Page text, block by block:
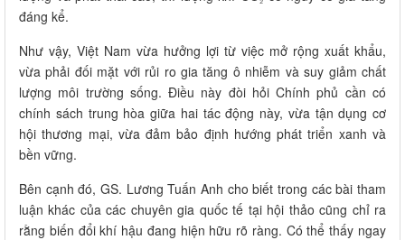
đáng kể.
Như vậy, Việt Nam vừa hưởng lợi từ việc mở rộng xuất khẩu,
vừa phải đối mặt với rủi ro gia tăng ô nhiễm và suy giảm chất
lượng môi trường sống. Điều này đòi hỏi Chính phủ cần có
chính sách trung hòa giữa hai tác động này, vừa tận dụng cơ
hội thương mại, vừa đảm bảo định hướng phát triển xanh và
bền vững.
Bên cạnh đó, GS. Lương Tuấn Anh cho biết trong các bài tham
luận khác của các chuyên gia quốc tế tại hội thảo cũng chỉ ra
rằng biến đổi khí hậu đang hiện hữu rõ ràng. Có thể thấy ngay